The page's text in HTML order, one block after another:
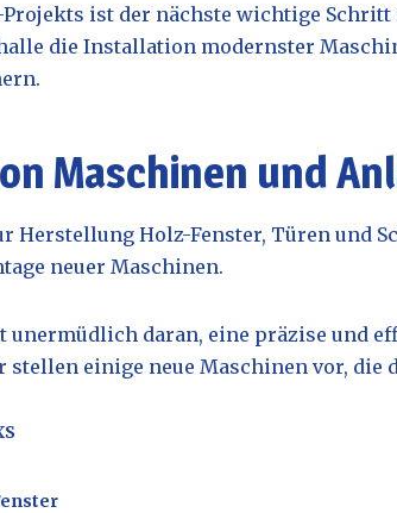
Projekts ist der nächste wichtige
die Installation modernster
Maschinen und
Herstellung Holz-Fenster, Türen und
neuer Maschinen.
unermüdlich daran, eine präzise und
stellen einige neue Maschinen vor, die